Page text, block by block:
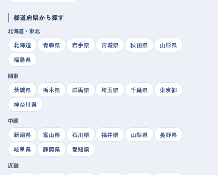
都道府県から探す
北海道・東北
北海道
青森県 岩手県 宮城県 秋田県
山形県
福島県
関東
茨城県
栃木県 群馬県 埼玉県 千葉県
東京都
神奈川県
中部
新潟県
富山県 石川県 福井県 山梨県
長野県
岐阜県
静岡県 愛知県
近畿